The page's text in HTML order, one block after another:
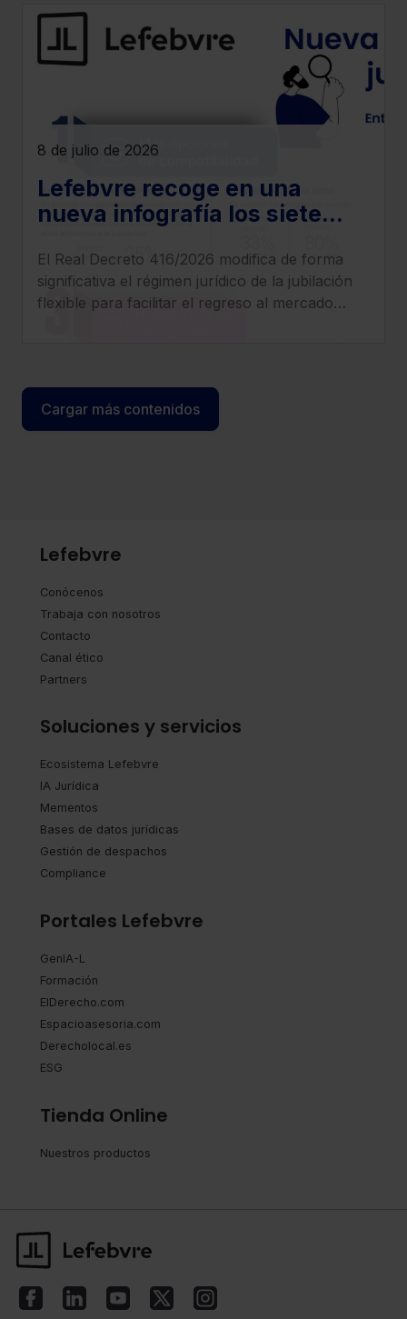
8 de julio de 2026
Lefebvre recoge en una
nueva infografía los siete
introduce el Real Decreto
416/2026
El Real Decreto 416/2026 modifica de forma
significativa el régimen jurídico de la jubilación
flexible para facilitar el regreso al mercado
determinados complementos.
Cargar más contenidos
Lefebvre
Conócenos
Trabaja con nosotros
Contacto
Canal ético
Partners
Soluciones y servicios
Ecosistema Lefebvre
IA Jurídica
Mementos
Bases de datos jurídicas
Gestión de despachos
Compliance
Portales Lefebvre
GenIA-L
Formación
ElDerecho.com
Espacioasesoria.com
Derecholocal.es
ESG
Tienda Online
Nuestros productos